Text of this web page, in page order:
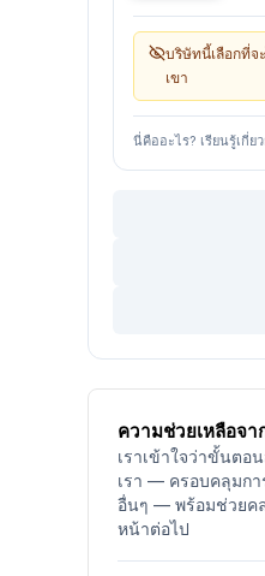
บริษัทนี้เลือกที่จ
เขา
นี่คืออะไร? เรียนรู้เกี่ย
ความช่วยเหลือจ
เราเข้าใจว่าขั้นตอ
เรา — ครอบคลุมก
อื่นๆ — พร้อมช่วยค
หน้าต่อไป